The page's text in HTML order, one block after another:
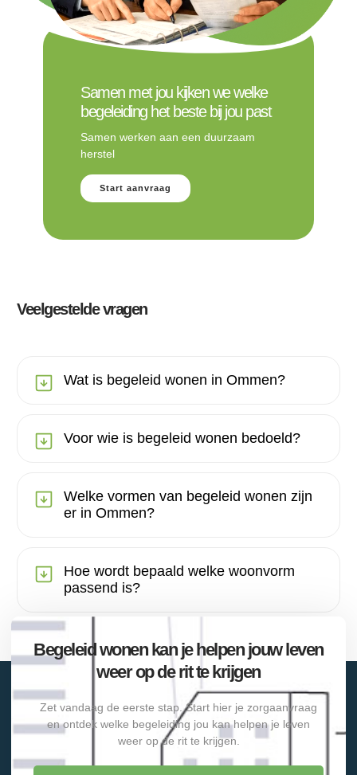
Samen met jou kijken we welke
begeleiding het beste bij jou past
Samen werken aan een duurzaam
herstel
Start aanvraag
Veelgestelde vragen
Wat is begeleid wonen in Ommen?
Voor wie is begeleid wonen bedoeld?
Welke vormen van begeleid wonen zijn
er in Ommen?
Hoe wordt bepaald welke woonvorm
passend is?
Begeleid wonen kan je helpen jouw leven
weer op de rit te krijgen
Zet vandaag de eerste stap. Start hier je zorgaanvraag
en ontdek welke begeleiding jou kan helpen je leven
weer op de rit te krijgen.